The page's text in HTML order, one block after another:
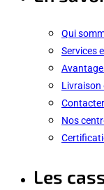
Qui
Services
Nos
Les